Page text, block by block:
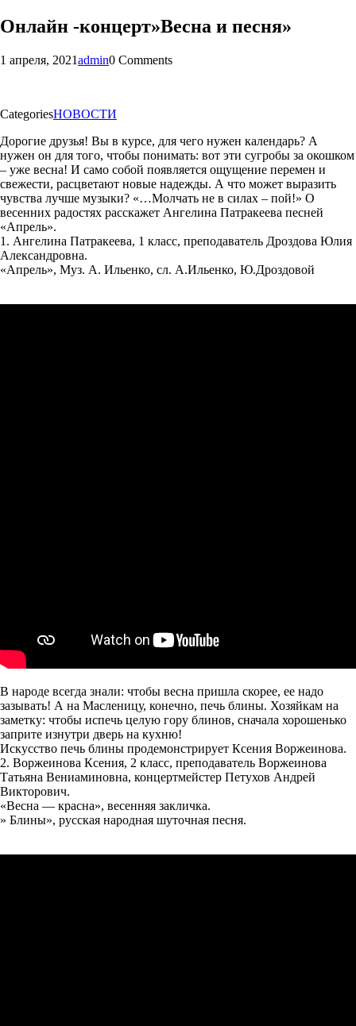
Онлайн -концерт»Весна и песня»
1 апреля, 2021admin0 Comments
CategoriesНОВОСТИ
Дорогие друзья! Вы в курсе, для чего нужен календарь? А
нужен он для того, чтобы понимать: вот эти сугробы за окошком
– уже весна! И само собой появляется ощущение перемен и
свежести, расцветают новые надежды. А что может выразить
чувства лучше музыки? «…Молчать не в силах – пой!» О
весенних радостях расскажет Ангелина Патракеева песней
«Апрель».
1. Ангелина Патракеева, 1 класс, преподаватель Дроздова Юлия
Александровна.
«Апрель», Муз. А. Ильенко, сл. А.Ильенко, Ю.Дроздовой
В народе всегда знали: чтобы весна пришла скорее, ее надо
зазывать! А на Масленицу, конечно, печь блины. Хозяйкам на
заметку: чтобы испечь целую гору блинов, сначала хорошенько
заприте изнутри дверь на кухню!
Искусство печь блины продемонстрирует Ксения Воржеинова.
2. Воржеинова Ксения, 2 класс, преподаватель Воржеинова
Татьяна Вениаминовна, концертмейстер Петухов Андрей
Викторович.
«Весна — красна», весенняя закличка.
» Блины», русская народная шуточная песня.